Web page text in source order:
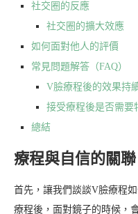
社交圈的反應
社交圈的擴大效應
如何面對他人的評價
常見問題解答（FAQ）
V臉療程後的效果持
接受療程後是否需要
總結
療程與自信的關聯
首先，讓我們談談V臉療程
療程後，面對鏡子的時候，